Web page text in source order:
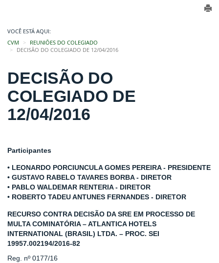
VOCÊ ESTÁ AQUI:
CVM
REUNIÕES DO COLEGIADO
DECISÃO DO COLEGIADO DE 12/04/2016
DECISÃO DO
COLEGIADO DE
12/04/2016
Participantes
• LEONARDO PORCIUNCULA GOMES PEREIRA - PRESIDENTE
• GUSTAVO RABELO TAVARES BORBA - DIRETOR
• PABLO WALDEMAR RENTERIA - DIRETOR
• ROBERTO TADEU ANTUNES FERNANDES - DIRETOR
RECURSO CONTRA DECISÃO DA SRE EM PROCESSO DE
MULTA COMINATÓRIA – ATLANTICA HOTELS
INTERNATIONAL (BRASIL) LTDA. – PROC. SEI
19957.002194/2016-82
Reg. nº 0177/16